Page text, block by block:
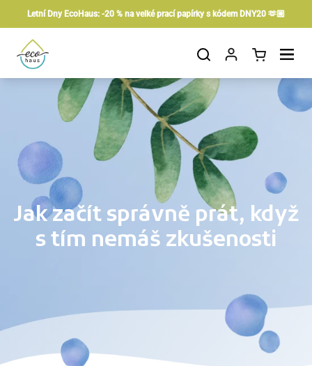
Letní Dny EcoHaus: -20 % na velké prací papírky s kódem DNY20 🫶🏼
Otvorit košíkOtvor ponuku
Jak začít správně prát, když
s tím nemáš zkušenosti